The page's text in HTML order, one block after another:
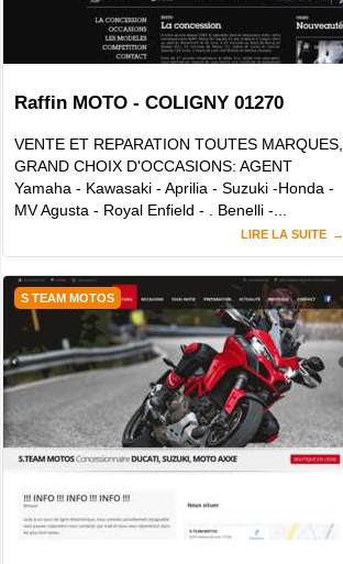
Raffin MOTO - COLIGNY 01270
VENTE ET REPARATION TOUTES MARQUES,
GRAND CHOIX D'OCCASIONS: AGENT
Yamaha - Kawasaki - Aprilia - Suzuki -Honda -
MV Agusta - Royal Enfield - . Benelli -...
LIRE LA SUITE
S TEAM MOTOS